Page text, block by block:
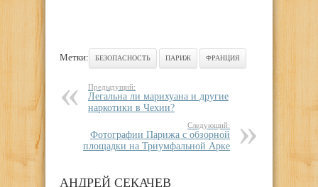
Метки: БЕЗОПАСНОСТЬ ПАРИЖ ФРАНЦИЯ
Предыдущий:
Легальна ли марихуана и другие
наркотики в Чехии?
Следующий:
Фотографии Парижа с обзорной
площадки на Триумфальной Арке
АНДРЕЙ СЕКАЧЕВ